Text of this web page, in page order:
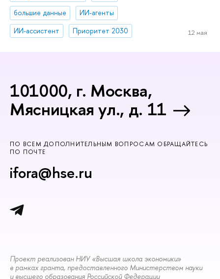
большие данные
ИИ-агенты
ИИ-ассистент
Приоритет 2030 12 мая
101000, г. Москва,
Мясницкая ул., д. 11
ПО ВСЕМ ДОПОЛНИТЕЛЬНЫМ ВОПРОСАМ ОБРАЩАЙТЕСЬ
ПО ПОЧТЕ
ifora@hse.ru
Проект реализован НИУ «Высшая школа экономики»
в рамках гранта, предоставленного Министерством науки
и высшего образования Российской Федерации